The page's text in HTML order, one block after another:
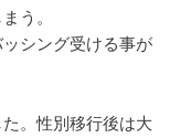
う。
シング受ける事が
。性別移行後は大